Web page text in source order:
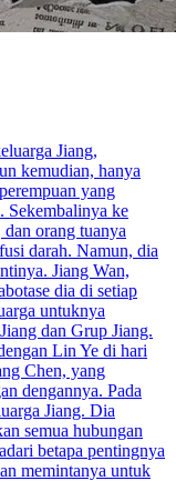
Jiang,
kemudian, hanya
yang
Sekembalinya ke
orang tuanya
darah. Namun, dia
Jiang Wan,
dia di setiap
untuknya
dan Grup Jiang.
Lin Ye di hari
Chen, yang
dengannya. Pada
Jiang. Dia
semua hubungan
betapa pentingnya
memintanya untuk